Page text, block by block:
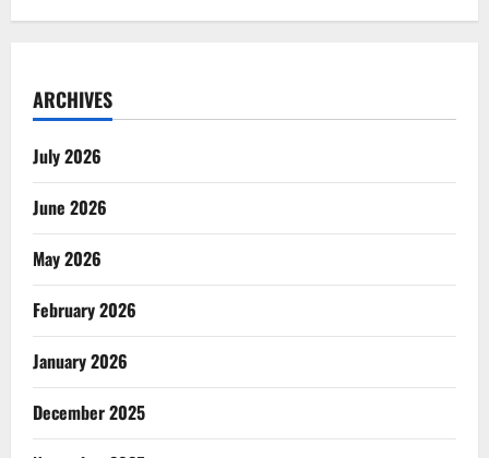
ARCHIVES
July 2026
June 2026
May 2026
February 2026
January 2026
December 2025